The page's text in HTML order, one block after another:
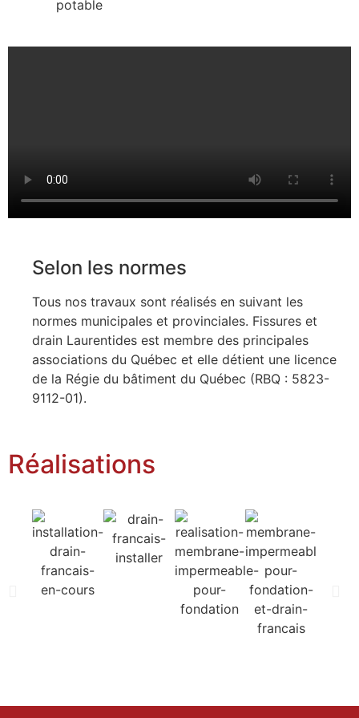
potable
Selon les normes
Tous nos travaux sont réalisés en suivant les
normes municipales et provinciales. Fissures et
drain Laurentides est membre des principales
associations du Québec et elle détient une licence
de la Régie du bâtiment du Québec (RBQ : 5823-
9112-01).
Réalisations